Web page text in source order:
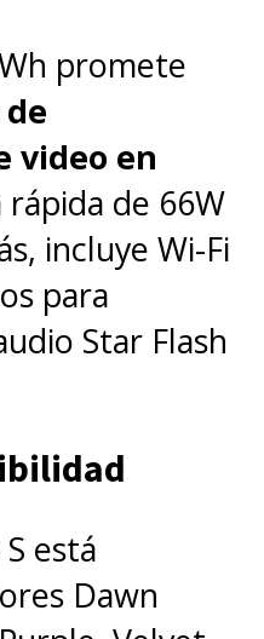
promete
video en
rápida de 66W
incluye Wi-Fi
para
Star Flash
está
Dawn